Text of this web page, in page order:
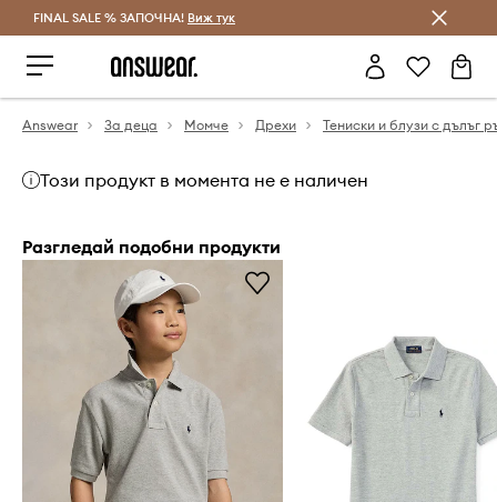
Спестявай с Answear Club
FINAL SALE % ЗАПОЧНА! Виж тук
Answear За деца Момче Дрехи Тениски и блузи с дълъг
Този продукт в момента не е наличен
Разгледай подобни продукти